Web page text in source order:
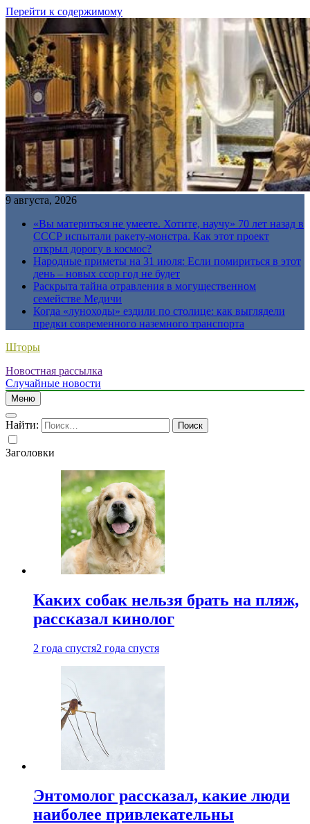
Перейти к содержимому
9 августа, 2026
«Вы материться не умеете. Хотите, научу» 70 лет назад в
СССР испытали ракету-монстра. Как этот проект
открыл дорогу в космос?
Народные приметы на 31 июля: Если помириться в этот
день – новых ссор год не будет
Раскрыта тайна отравления в могущественном
семействе Медичи
Когда «луноходы» ездили по столице: как выглядели
предки современного наземного транспорта
Шторы
Новостная рассылка
Случайные новости
Меню
Найти:
Заголовки
Каких собак нельзя брать на пляж,
рассказал кинолог
2 года спустя2 года спустя
Энтомолог рассказал, какие люди
наиболее привлекательны